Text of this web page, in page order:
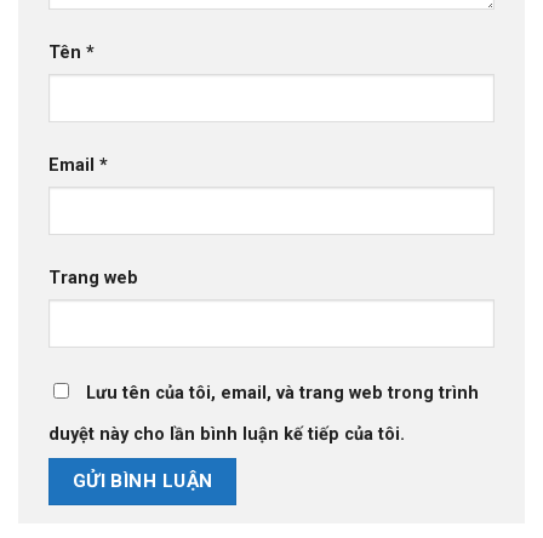
Tên *
Email *
Trang web
Lưu tên của tôi, email, và trang web trong trình
duyệt này cho lần bình luận kế tiếp của tôi.